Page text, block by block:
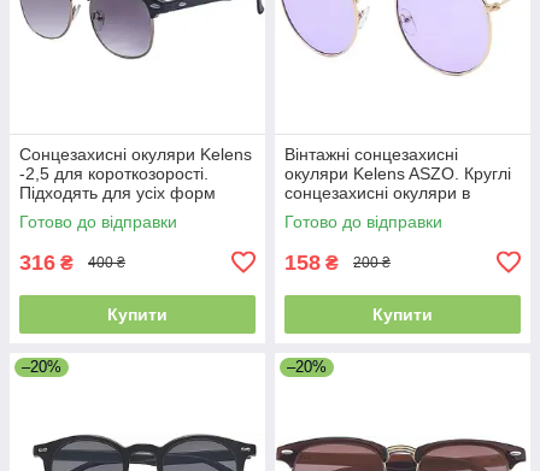
Сонцезахисні окуляри Kelens
-2,5 для короткозорості.
Підходять для усіх форм
лиця
Готово до відправки
316 ₴ 400 ₴
Купити
Вінтажні сонцезахисні
окуляри Kelens ASZO. Круглі
сонцезахисні окуляри в
металевій оправі
Готово до відправки
158 ₴ 200 ₴
Купити
–20% –20%